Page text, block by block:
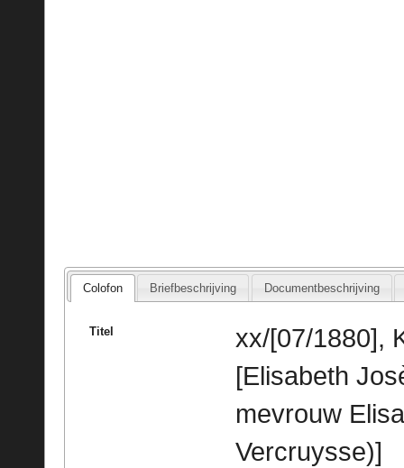
Colofon Briefbeschrijving Documentbeschrijving
Titel
xx/[07/1880],
[Elisabeth
mevrouw
Vercruysse)]